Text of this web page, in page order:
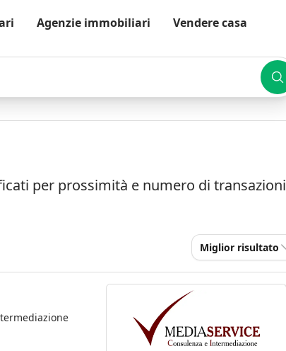
Agenzie immobiliari Vendere casa
per prossimità e numero di transazioni
Miglior risultato